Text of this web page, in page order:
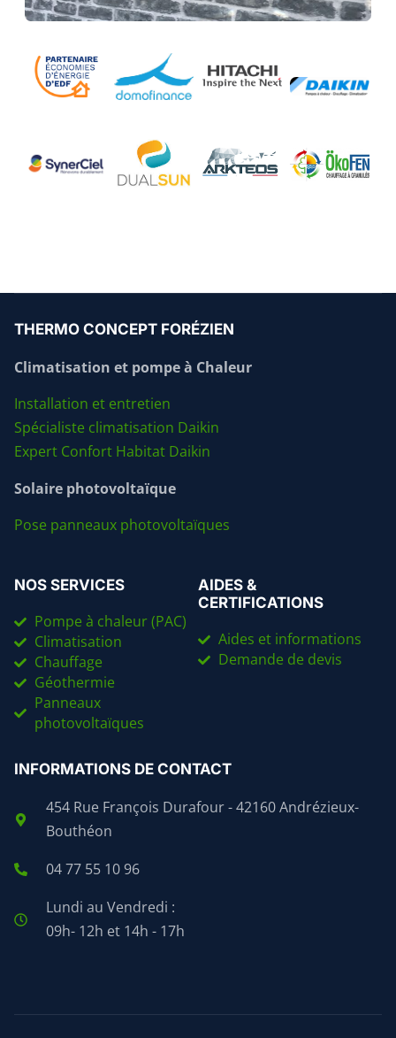
THERMO CONCEPT FORÉZIEN
Climatisation et pompe à Chaleur
Installation et entretien
Spécialiste climatisation Daikin
Expert Confort Habitat Daikin
Solaire photovoltaïque
Pose panneaux photovoltaïques
NOS SERVICES
Pompe à chaleur (PAC)
Climatisation
Chauffage
Géothermie
Panneaux
photovoltaïques
AIDES &
CERTIFICATIONS
Aides et informations
Demande de devis
INFORMATIONS DE CONTACT
454 Rue François Durafour - 42160 Andrézieux-
Bouthéon
04 77 55 10 96
Lundi au Vendredi :
09h- 12h et 14h - 17h